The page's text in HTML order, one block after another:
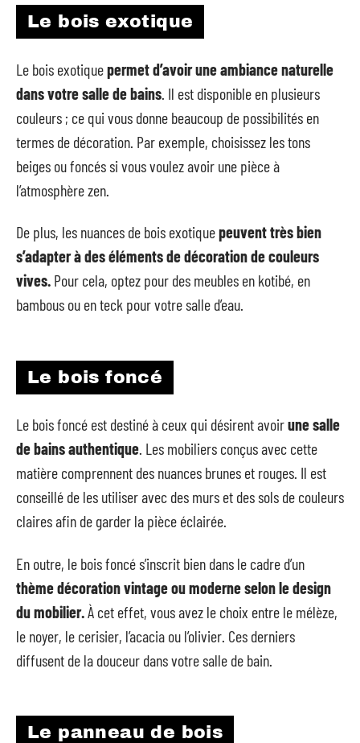
Le bois exotique
Le bois exotiquepermet d’avoir une ambiance naturelle
dans votre salle de bains . Il est disponible en plusieurs
couleurs ; ce qui vous donne beaucoup de possibilités en
termes de décoration. Par exemple, choisissez les tons
beiges ou foncés si vous voulez avoir une pièce à
l’atmosphère zen.
De plus, les nuances de bois exotiquepeuvent très bien
s’adapter à des éléments de décoration de couleurs
vives. Pour cela, optez pour des meubles en kotibé, en
bambous ou en teck pour votre salle d’eau.
Le bois foncé
Le bois foncé est destiné à ceux qui désirent avoirune salle
de bains authentique. Les mobiliers conçus avec cette
matière comprennent des nuances brunes et rouges. Il est
conseillé de les utiliser avec des murs et des sols de couleurs
claires afin de garder la pièce éclairée.
En outre, le bois foncé s’inscrit bien dans le cadre d’un
thème décoration vintage ou moderne selon le design
du mobilier.À cet effet, vous avez le choix entre le mélèze,
le noyer, le cerisier, l’acacia ou l’olivier. Ces derniers
diffusent de la douceur dans votre salle de bain.
Le panneau de bois